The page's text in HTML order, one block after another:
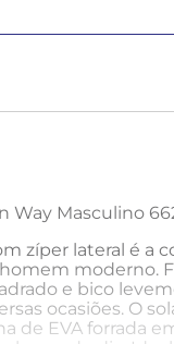
Way Masculino
zíper lateral é a
moderno.
e bico
ocasiões. O
de EVA forrada